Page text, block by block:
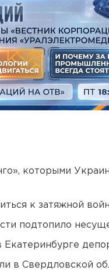
которыми
к затяжной
подтопило
Екатеринбурге
в Свердловской